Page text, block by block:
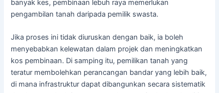
banyak kes, pembinaan lebuh raya memerlukan
pengambilan tanah daripada pemilik swasta.
Jika proses ini tidak diuruskan dengan baik, ia boleh
menyebabkan kelewatan dalam projek dan meningkatkan
kos pembinaan. Di samping itu, pemilikan tanah yang
teratur membolehkan perancangan bandar yang lebih baik,
di mana infrastruktur dapat dibangunkan secara sistematik